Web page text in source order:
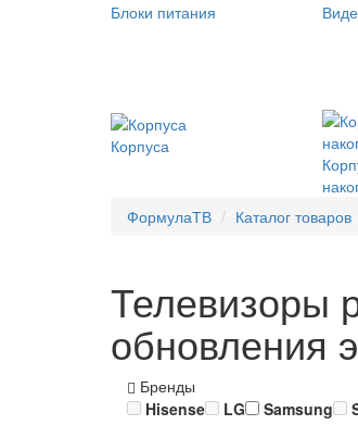
Блоки питания
Корпуса
ФормулаТВ Каталог товаров
Телевизоры
обновления
Бренды
Hisense
LG Samsung